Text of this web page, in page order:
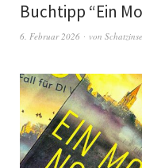
Buchtipp “Ein
6. Februar 2026 von